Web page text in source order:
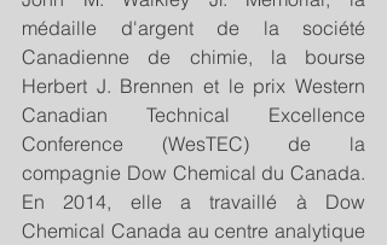
médaille d'argent de la société
Canadienne de chimie, la bourse
Herbert J. Brennen et le prix Western
Canadian Technical Excellence
Conference (WesTEC) de la
compagnie Dow Chemical du Canada.
En 2014, elle a travaillé à Dow
Chemical Canada au centre analytique